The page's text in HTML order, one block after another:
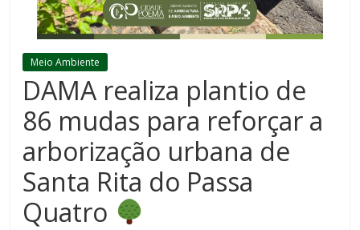
Meio Ambiente
DAMA realiza plantio de
86 mudas para reforçar a
arborização urbana de
Santa Rita do Passa
Quatro